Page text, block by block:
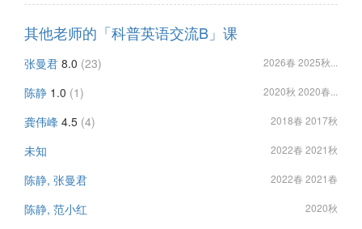
其他老师的「科普英语交流B」课
张曼君 8.0 (23) 2026春 2025秋...
陈静 1.0 (1) 2020秋 2020春...
龚伟峰 4.5 (4) 2018春 2017秋
未知 2022春 2021秋
陈静, 张曼君 2022春 2021春
陈静, 范小红 2020秋